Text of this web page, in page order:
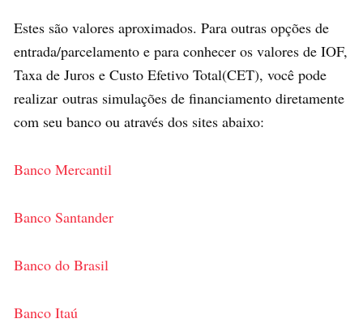
Estes são valores aproximados. Para outras opções de
entrada/parcelamento e para conhecer os valores de IOF,
Taxa de Juros e Custo Efetivo Total(CET), você pode
realizar outras simulações de financiamento diretamente
com seu banco ou através dos sites abaixo:
Banco Mercantil
Banco Santander
Banco do Brasil
Banco Itaú